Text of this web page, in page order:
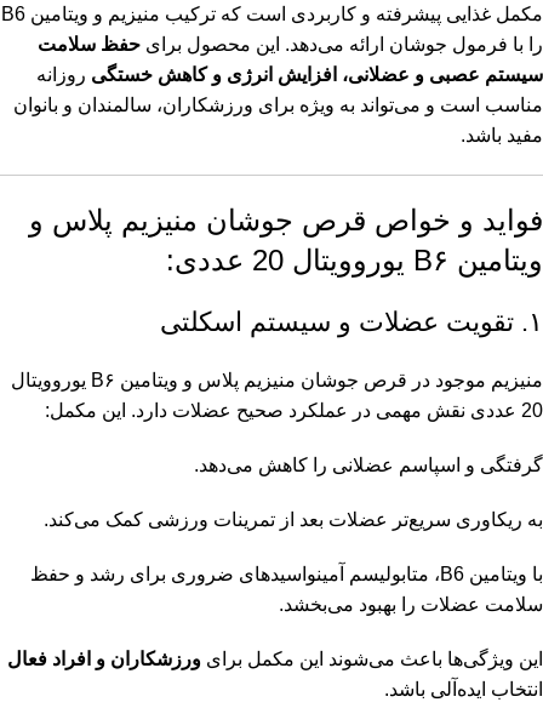
مکمل غذایی پیشرفته و کاربردی است که ترکیب منیزیم و ویتامین B6
را با فرمول جوشان ارائه می‌دهد. این محصول برای حفظ سلامت
سیستم عصبی و عضلانی، افزایش انرژی و کاهش خستگی روزانه
مناسب است و می‌تواند به ویژه برای ورزشکاران، سالمندان و بانوان
مفید باشد.
فواید و خواص قرص جوشان منیزیم پلاس و
ویتامین B۶ یوروویتال 20 عددی:
۱. تقویت عضلات و سیستم اسکلتی
منیزیم موجود در قرص جوشان منیزیم پلاس و ویتامین B۶ یوروویتال
20 عددی نقش مهمی در عملکرد صحیح عضلات دارد. این مکمل:
گرفتگی و اسپاسم عضلانی را کاهش می‌دهد.
به ریکاوری سریع‌تر عضلات بعد از تمرینات ورزشی کمک می‌کند.
با ویتامین B6، متابولیسم آمینواسیدهای ضروری برای رشد و حفظ
سلامت عضلات را بهبود می‌بخشد.
این ویژگی‌ها باعث می‌شوند این مکمل برای ورزشکاران و افراد فعال
انتخاب ایده‌آلی باشد.